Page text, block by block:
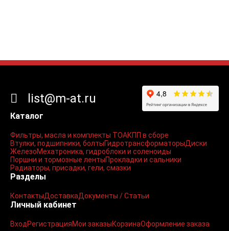
Каталог
Фильтры, масла и комплекты ТОАКПП в сборе
Втулки, подшипники, болтыГидротрансформаторыДиски
ЖелезоМехатроника, гидроблоки и соленоиды
Поршни и тормозные лентыПрокладки и сальники
Радиаторы, присадки, гели, смазки
Разделы
КонтактыДоставкаДокументы / Статьи
Личный кабинет
ВходРегистрацияМои заказыКорзинаОформление заказа
list@m-at.ru